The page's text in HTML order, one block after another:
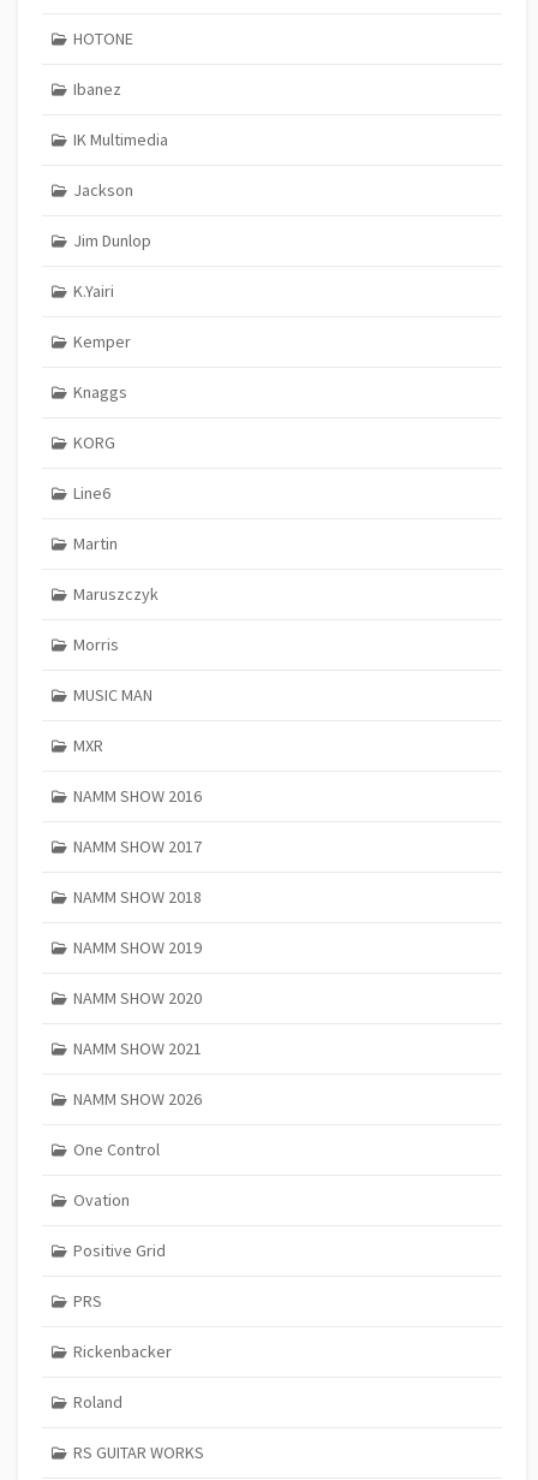
HOTONE
Ibanez
IK Multimedia
Jackson
Jim Dunlop
K.Yairi
Kemper
Knaggs
KORG
Line6
Martin
Maruszczyk
Morris
MUSIC MAN
MXR
NAMM SHOW 2016
NAMM SHOW 2017
NAMM SHOW 2018
NAMM SHOW 2019
NAMM SHOW 2020
NAMM SHOW 2021
NAMM SHOW 2026
One Control
Ovation
Positive Grid
PRS
Rickenbacker
Roland
RS GUITAR WORKS